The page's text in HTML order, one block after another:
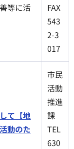
等に活
FAX
543
2-3
017
て【地
動のた
市民
活動
推進
課
TEL
630